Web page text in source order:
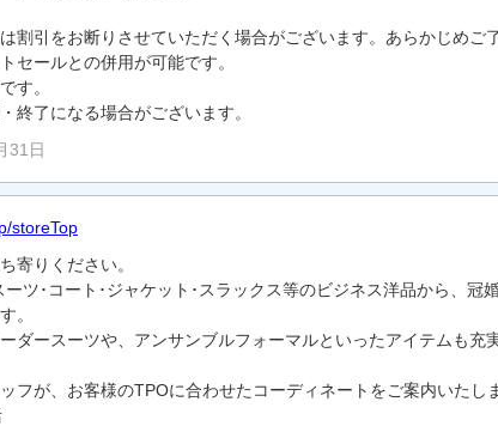
割引をお断りさせていただく場合がございます。あらかじめご
セールとの併用が可能です。
す。
終了になる場合がございます。
31日
storeTop
寄りください。
ツ･コート･ジャケット･スラックス等のビジネス洋品から、冠
。
ダースーツや、アンサンブルフォーマルといったアイテムも充
フが、お客様のTPOに合わせたコーディネートをご案内いたし